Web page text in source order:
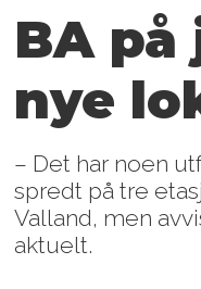
BA
nye
– Det har noen
spredt på tre
Valland, men
aktuelt.